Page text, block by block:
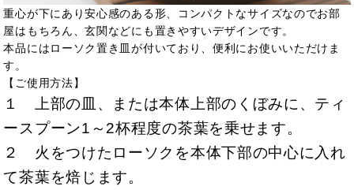
重心が下にあり安心感のある形、コンパクトなサイズなのでお部
屋はもちろん、玄関などにも置きやすいデザインです。
本品にはローソク置き皿が付いており、便利にお使いいただけま
す。
【ご使用方法】
１ 上部の皿、または本体上部のくぼみに、ティ
ースプーン1～2杯程度の茶葉を乗せます。
２ 火をつけたローソクを本体下部の中心に入れ
て茶葉を焙じます。